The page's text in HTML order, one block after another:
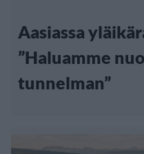
Aasiassa
”Haluamme
tunnelman”